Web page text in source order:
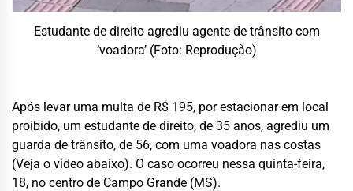
Estudante de direito agrediu agente de trânsito com
‘voadora’ (Foto: Reprodução)
Após levar uma multa de R$ 195, por estacionar em local
proibido, um estudante de direito, de 35 anos, agrediu um
guarda de trânsito, de 56, com uma voadora nas costas
(Veja o vídeo abaixo). O caso ocorreu nessa quinta-feira,
18, no centro de Campo Grande (MS).